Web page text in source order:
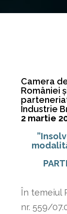
Camera
României
Industrie
2 martie
În temeiul
nr. 559/